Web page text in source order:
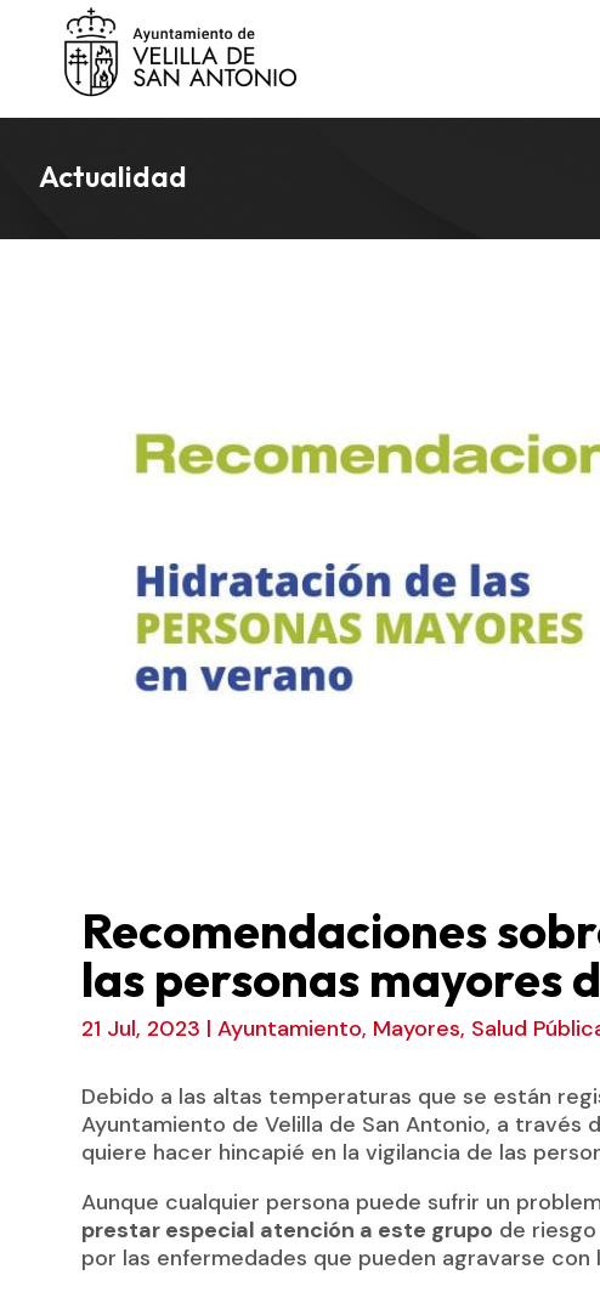
Actualidad
Recomendaciones
las personas mayores
21 Jul, 2023 |Ayuntamiento, Mayores, Salud
Debido a las altas temperaturas que se están
Ayuntamiento de Velilla de San Antonio, a través
quiere hacer hincapié en la vigilancia de las
Aunque cualquier persona puede sufrir un
prestar especial atención a este grupo de
por las enfermedades que pueden agravarse con